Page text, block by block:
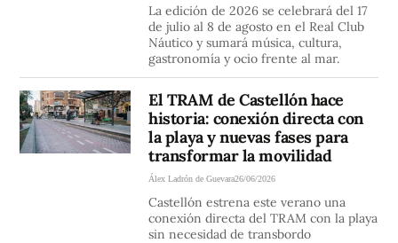
La edición de 2026 se celebrará del 17
de julio al 8 de agosto en el Real Club
Náutico y sumará música, cultura,
gastronomía y ocio frente al mar.
El TRAM de Castellón hace
historia: conexión directa con
la playa y nuevas fases para
transformar la movilidad
Álex Ladrón de Guevara26/06/2026
Castellón estrena este verano una
conexión directa del TRAM con la playa
sin necesidad de transbordo